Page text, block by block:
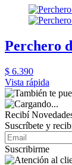
Perchero
$ 6.390
Vista rápida
Recibí
Suscríbete y
Suscribirme